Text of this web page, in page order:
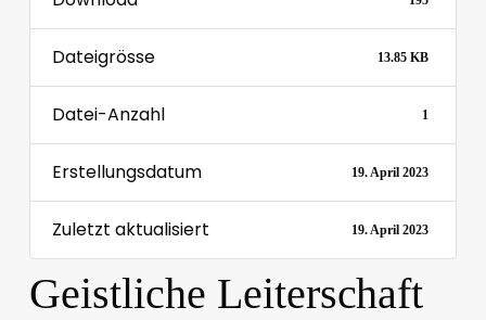
Dateigrösse 13.85 KB
Datei-Anzahl 1
Erstellungsdatum 19. April 2023
Zuletzt aktualisiert 19. April 2023
Geistliche Leiterschaft